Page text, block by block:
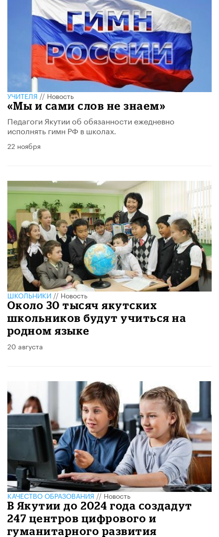
УЧИТЕЛЯ//Новость
«Мы и сами слов не знаем»
Педагоги Якутии об обязанности ежедневно
исполнять гимн РФ в школах.
22 ноября
ШКОЛЬНИКИ//Новость
Около 30 тысяч якутских
школьников будут учиться на
родном языке
20 августа
КАЧЕСТВО ОБРАЗОВАНИЯ//Новость
В Якутии до 2024 года создадут
247 центров цифрового и
гуманитарного развития